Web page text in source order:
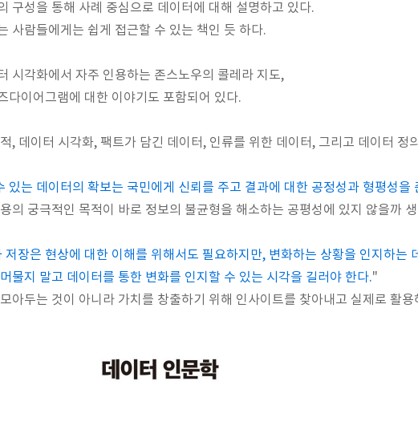
구성을 통해 사례 중심으로 데이터에 대해 설명하고 있다.
사람들에게는 쉽게 접근할 수 있는 책인 듯 하다.
시각화에서 자주 인용하는 존스노우의 콜레라 지도,
다이어그램에 대한 이야기도 포함되어 있다.
, 데이터 시각화, 팩트가 담긴 데이터, 인류를 위한 데이터, 그리고 데이터 정
있는 데이터의 확보는 국민에게 신뢰를 주고 결과에 대한 공정성과 형평성을
의 궁극적인 목적이 바로 정보의 불균형을 해소하는 공평성에 있지 않을까
저장은 현상에 대한 이해를 위해서도 필요하지만, 변화하는 상황을 인지하는
물지 말고 데이터를 통한 변화를 인지할 수 있는 시각을 길러야 한다."
아두는 것이 아니라 가치를 창출하기 위해 인사이트를 찾아내고 실제로 활용